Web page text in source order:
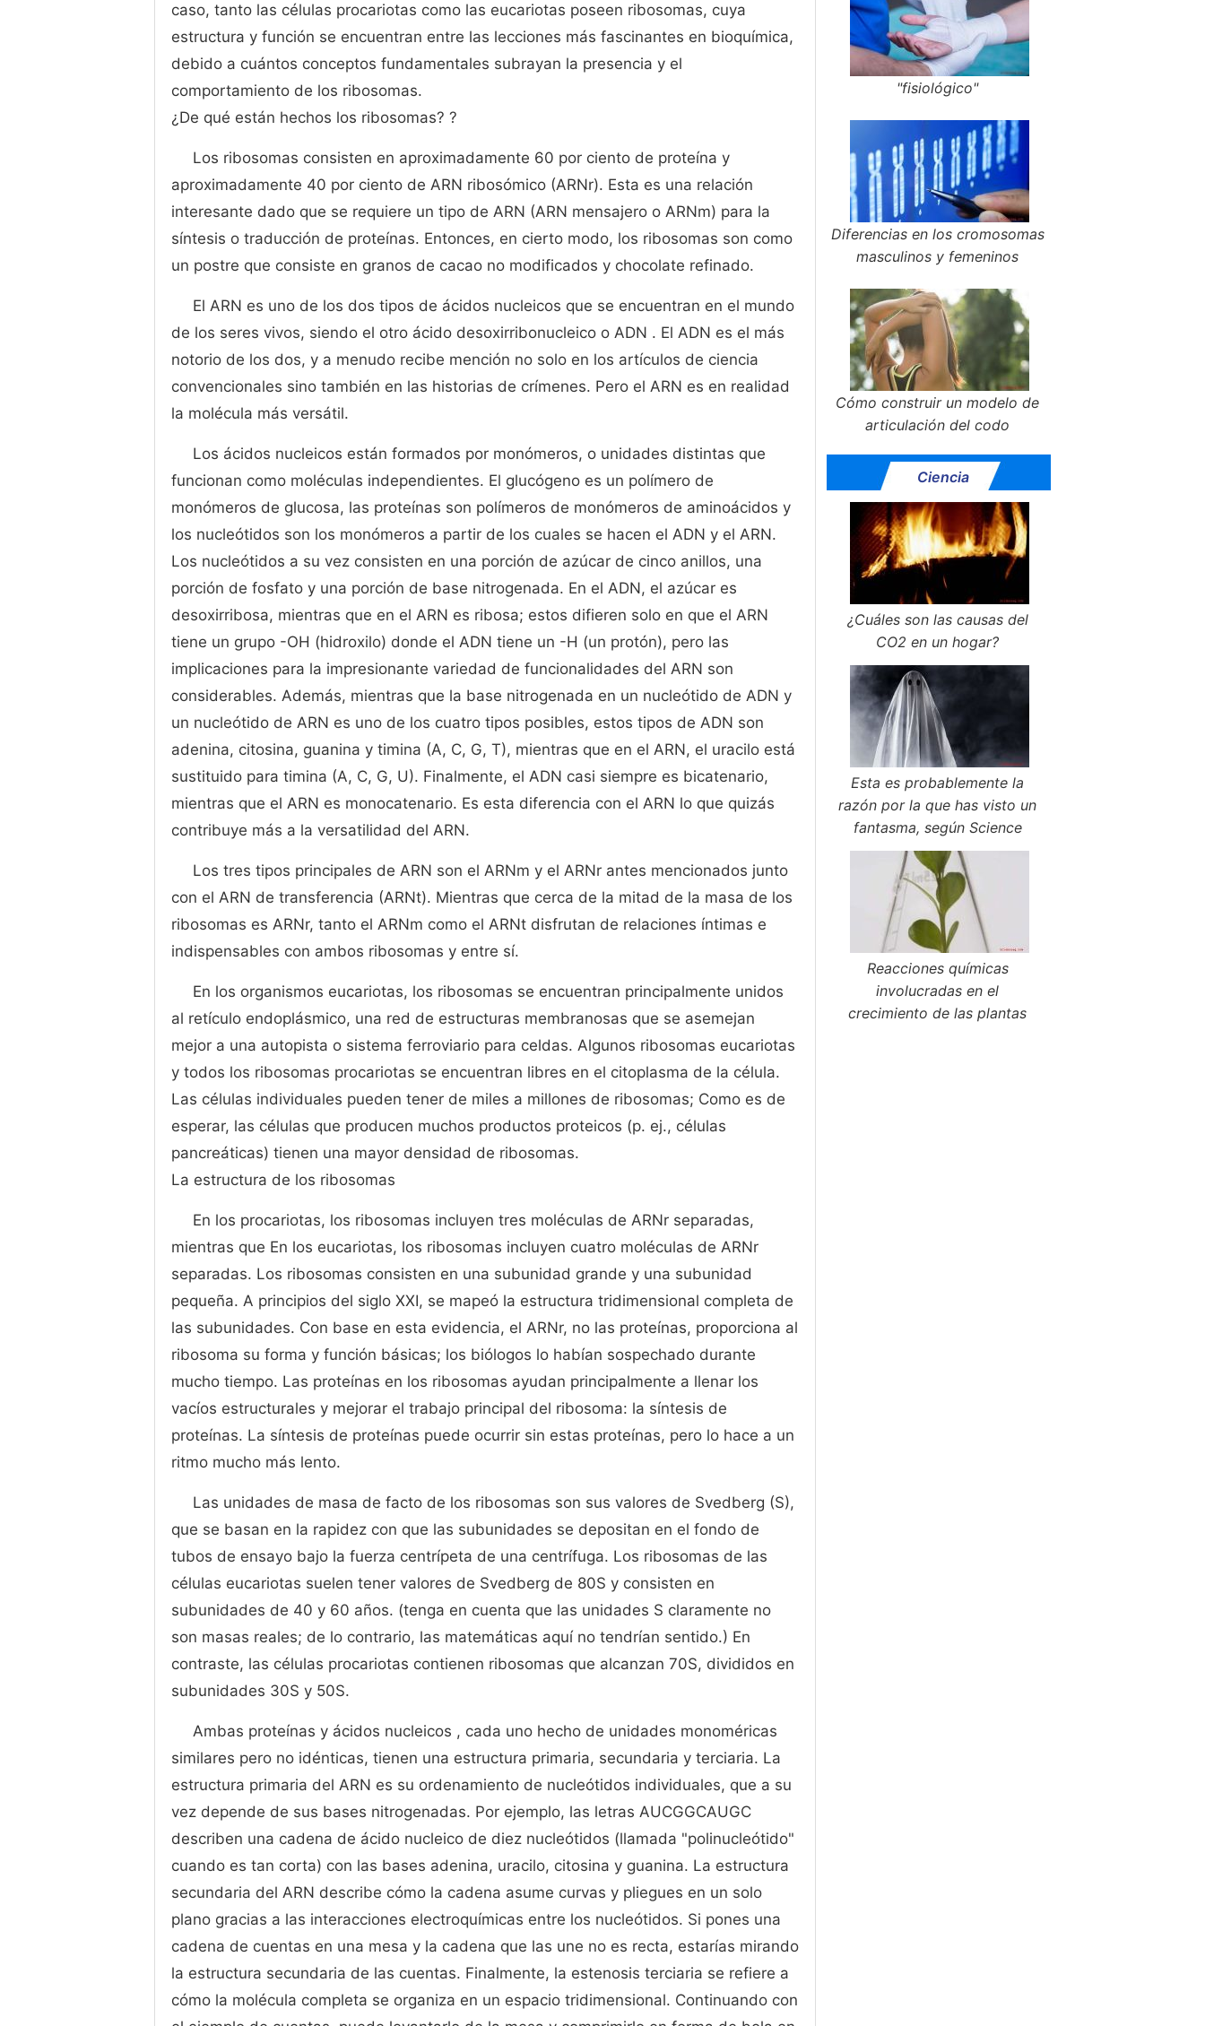
caso, tanto las células procariotas como las eucariotas poseen ribosomas, cuya
estructura y función se encuentran entre las lecciones más fascinantes en bioquímica,
debido a cuántos conceptos fundamentales subrayan la presencia y el
comportamiento de los ribosomas.
¿De qué están hechos los ribosomas? ?
Los ribosomas consisten en aproximadamente 60 por ciento de proteína y
aproximadamente 40 por ciento de ARN ribosómico (ARNr). Esta es una relación
interesante dado que se requiere un tipo de ARN (ARN mensajero o ARNm) para la
síntesis o traducción de proteínas. Entonces, en cierto modo, los ribosomas son como
un postre que consiste en granos de cacao no modificados y chocolate refinado.
El ARN es uno de los dos tipos de ácidos nucleicos que se encuentran en el mundo
de los seres vivos, siendo el otro ácido desoxirribonucleico o ADN . El ADN es el más
notorio de los dos, y a menudo recibe mención no solo en los artículos de ciencia
convencionales sino también en las historias de crímenes. Pero el ARN es en realidad
la molécula más versátil.
Los ácidos nucleicos están formados por monómeros, o unidades distintas que
funcionan como moléculas independientes. El glucógeno es un polímero de
monómeros de glucosa, las proteínas son polímeros de monómeros de aminoácidos y
los nucleótidos son los monómeros a partir de los cuales se hacen el ADN y el ARN.
Los nucleótidos a su vez consisten en una porción de azúcar de cinco anillos, una
porción de fosfato y una porción de base nitrogenada. En el ADN, el azúcar es
desoxirribosa, mientras que en el ARN es ribosa; estos difieren solo en que el ARN
tiene un grupo -OH (hidroxilo) donde el ADN tiene un -H (un protón), pero las
implicaciones para la impresionante variedad de funcionalidades del ARN son
considerables. Además, mientras que la base nitrogenada en un nucleótido de ADN y
un nucleótido de ARN es uno de los cuatro tipos posibles, estos tipos de ADN son
adenina, citosina, guanina y timina (A, C, G, T), mientras que en el ARN, el uracilo está
sustituido para timina (A, C, G, U). Finalmente, el ADN casi siempre es bicatenario,
mientras que el ARN es monocatenario. Es esta diferencia con el ARN lo que quizás
contribuye más a la versatilidad del ARN.
Los tres tipos principales de ARN son el ARNm y el ARNr antes mencionados junto
con el ARN de transferencia (ARNt). Mientras que cerca de la mitad de la masa de los
ribosomas es ARNr, tanto el ARNm como el ARNt disfrutan de relaciones íntimas e
indispensables con ambos ribosomas y entre sí.
En los organismos eucariotas, los ribosomas se encuentran principalmente unidos
al retículo endoplásmico, una red de estructuras membranosas que se asemejan
mejor a una autopista o sistema ferroviario para celdas. Algunos ribosomas eucariotas
y todos los ribosomas procariotas se encuentran libres en el citoplasma de la célula.
Las células individuales pueden tener de miles a millones de ribosomas; Como es de
esperar, las células que producen muchos productos proteicos (p. ej., células
pancreáticas) tienen una mayor densidad de ribosomas.
La estructura de los ribosomas
En los procariotas, los ribosomas incluyen tres moléculas de ARNr separadas,
mientras que En los eucariotas, los ribosomas incluyen cuatro moléculas de ARNr
separadas. Los ribosomas consisten en una subunidad grande y una subunidad
pequeña. A principios del siglo XXI, se mapeó la estructura tridimensional completa de
las subunidades. Con base en esta evidencia, el ARNr, no las proteínas, proporciona al
ribosoma su forma y función básicas; los biólogos lo habían sospechado durante
mucho tiempo. Las proteínas en los ribosomas ayudan principalmente a llenar los
vacíos estructurales y mejorar el trabajo principal del ribosoma: la síntesis de
proteínas. La síntesis de proteínas puede ocurrir sin estas proteínas, pero lo hace a un
ritmo mucho más lento.
Las unidades de masa de facto de los ribosomas son sus valores de Svedberg (S),
que se basan en la rapidez con que las subunidades se depositan en el fondo de
tubos de ensayo bajo la fuerza centrípeta de una centrífuga. Los ribosomas de las
células eucariotas suelen tener valores de Svedberg de 80S y consisten en
subunidades de 40 y 60 años. (tenga en cuenta que las unidades S claramente no
son masas reales; de lo contrario, las matemáticas aquí no tendrían sentido.) En
contraste, las células procariotas contienen ribosomas que alcanzan 70S, divididos en
subunidades 30S y 50S.
Ambas proteínas y ácidos nucleicos , cada uno hecho de unidades monoméricas
similares pero no idénticas, tienen una estructura primaria, secundaria y terciaria. La
estructura primaria del ARN es su ordenamiento de nucleótidos individuales, que a su
vez depende de sus bases nitrogenadas. Por ejemplo, las letras AUCGGCAUGC
describen una cadena de ácido nucleico de diez nucleótidos (llamada "polinucleótido"
cuando es tan corta) con las bases adenina, uracilo, citosina y guanina. La estructura
secundaria del ARN describe cómo la cadena asume curvas y pliegues en un solo
plano gracias a las interacciones electroquímicas entre los nucleótidos. Si pones una
cadena de cuentas en una mesa y la cadena que las une no es recta, estarías mirando
la estructura secundaria de las cuentas. Finalmente, la estenosis terciaria se refiere a
cómo la molécula completa se organiza en un espacio tridimensional. Continuando con
"fisiológico"
Diferencias en los cromosomas
masculinos y femeninos
Cómo construir un modelo de
articulación del codo
Ciencia
¿Cuáles son las causas del
CO2 en un hogar?
Esta es probablemente la
razón por la que has visto un
fantasma, según Science
Reacciones químicas
involucradas en el
crecimiento de las plantas